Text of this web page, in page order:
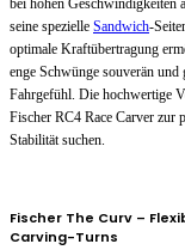
bei hohen Geschwindigkeiten
seine spezielle Sandwich-
optimale Kraftübertragung
enge Schwünge souverän
Fahrgefühl. Die hochwertige
Fischer RC4 Race Carver zur
Stabilität suchen.
Fischer The Curv –
Carving-Turns